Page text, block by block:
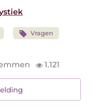
Vragen
1.121